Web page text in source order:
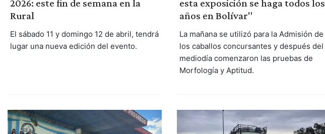
2026: este fin de semana en la
Rural
El sábado 11 y domingo 12 de abril, tendrá
lugar una nueva edición del evento.
esta exposición se haga todos los
años en Bolívar"
La mañana se utilizó para la Admisión de
los caballos concursantes y después del
mediodía comenzaron las pruebas de
Morfología y Aptitud.